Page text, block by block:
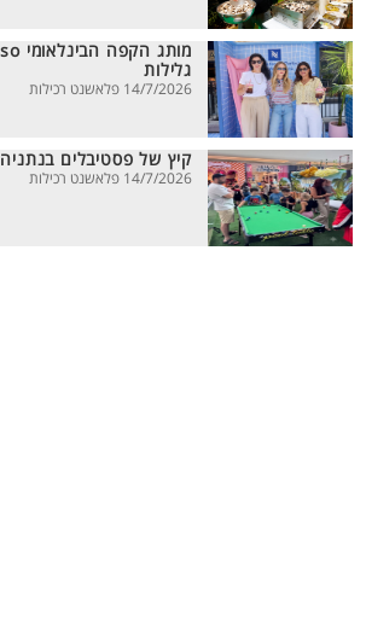
גלילות
14/7/2026 פלאשנט רכילות
קיץ של פסטיבלים בנתניה
14/7/2026 פלאשנט רכילות